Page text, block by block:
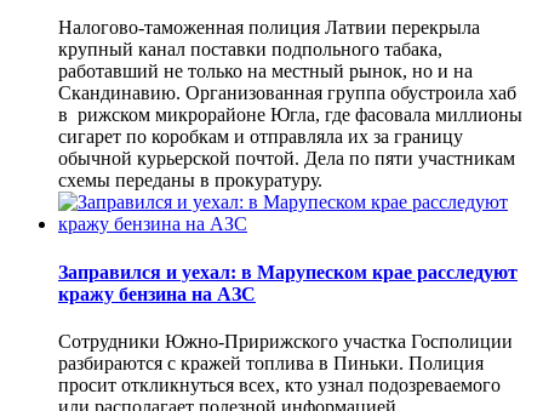
Налогово-таможенная полиция Латвии перекрыла
крупный канал поставки подпольного табака,
работавший не только на местный рынок, но и на
Скандинавию. Организованная группа обустроила хаб
в рижском микрорайоне Югла, где фасовала миллионы
сигарет по коробкам и отправляла их за границу
обычной курьерской почтой. Дела по пяти участникам
схемы переданы в прокуратуру.
Заправился и уехал: в Марупеском крае расследуют
кражу бензина на АЗС
Сотрудники Южно-Пририжского участка Госполиции
разбираются с кражей топлива в Пиньки. Полиция
просит откликнуться всех, кто узнал подозреваемого
или располагает полезной информацией.